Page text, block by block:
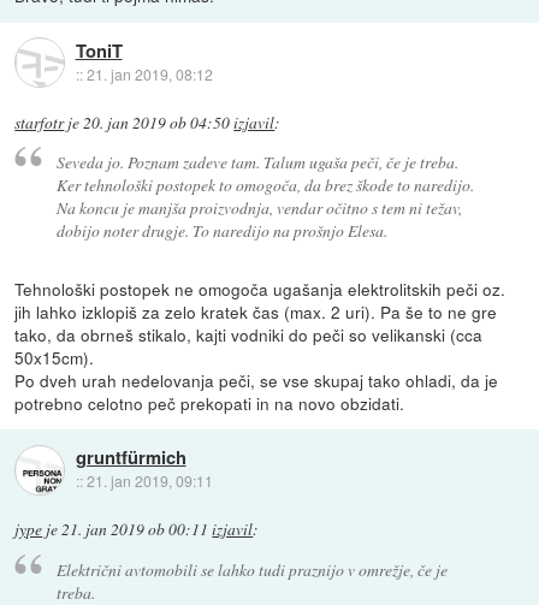
ToniT
::21. jan 2019, 08:12
starfotrje 20. jan 2019 ob 04:50izjavil:
Seveda jo. Poznam zadeve tam. Talum ugaša peči, če je treba.
Ker tehnološki postopek to omogoča, da brez škode to naredijo.
Na koncu je manjša proizvodnja, vendar očitno s tem ni težav,
dobijo noter drugje. To naredijo na prošnjo Elesa.
Tehnološki postopek ne omogoča ugašanja elektrolitskih peči oz.
jih lahko izklopiš za zelo kratek čas (max. 2 uri). Pa še to ne gre
tako, da obrneš stikalo, kajti vodniki do peči so velikanski (cca
50x15cm).
Po dveh urah nedelovanja peči, se vse skupaj tako ohladi, da je
potrebno celotno peč prekopati in na novo obzidati.
gruntfürmich
::21. jan 2019, 09:11
jype je21. jan 2019 ob 00:11 izjavil:
Električni avtomobili se lahko tudi praznijo v omrežje, če je
treba.